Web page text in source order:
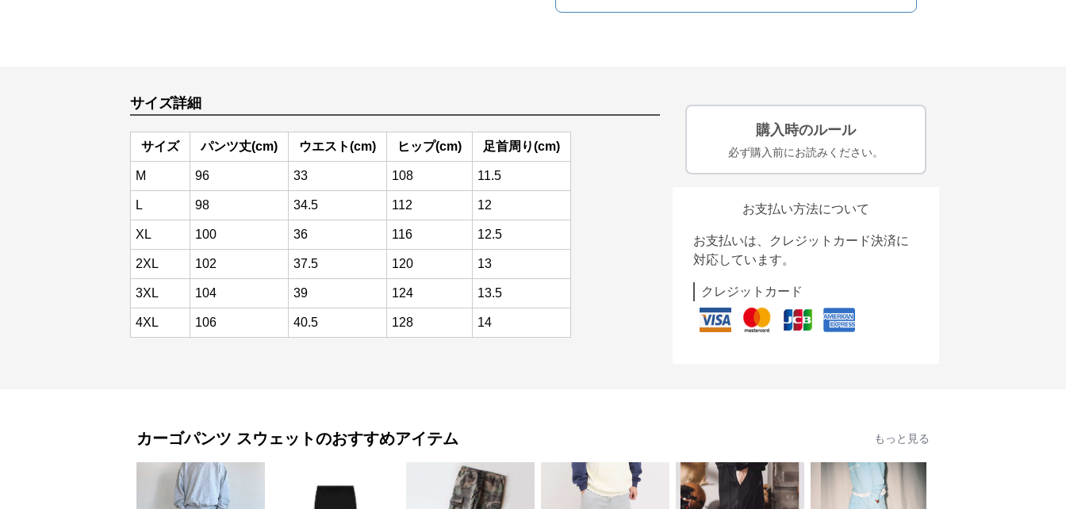
サイズ詳細
サイズ パンツ丈(cm) ウエスト(cm) ヒップ(cm) 足首周り(cm)
M 96 33 108 11.5
L 98 34.5 112 12
XL 100 36 116 12.5
2XL 102 37.5 120 13
3XL 104 39 124 13.5
4XL 106 40.5 128 14
購入時のルール
必ず購入前にお読みください。
お支払い方法について
お支払いは、クレジットカード決済に
対応しています。
クレジットカード
カーゴパンツ スウェットのおすすめアイテム もっと見る